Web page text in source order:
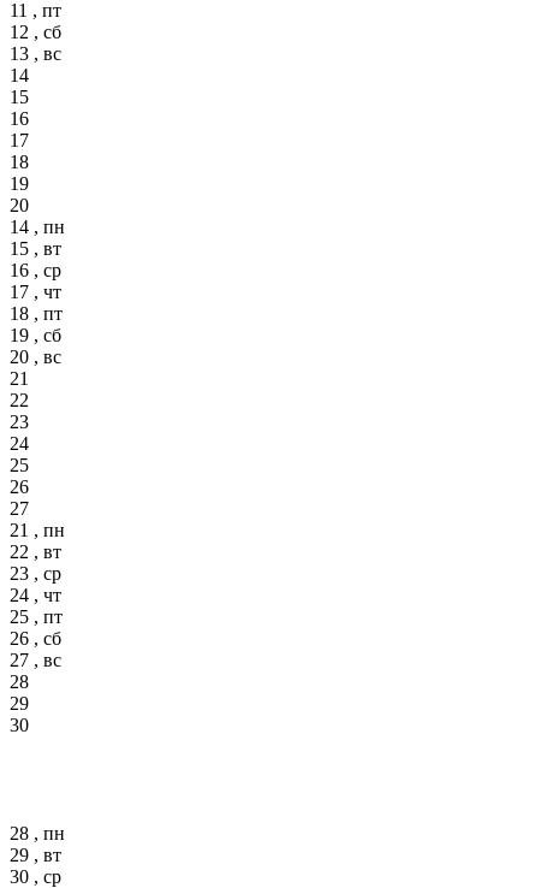
11 , пт
12 , сб
13 , вс
14
15
16
17
18
19
20
14 , пн
15 , вт
16 , ср
17 , чт
18 , пт
19 , сб
20 , вс
21
22
23
24
25
26
27
21 , пн
22 , вт
23 , ср
24 , чт
25 , пт
26 , сб
27 , вс
28
29
30
28 , пн
29 , вт
30 , ср